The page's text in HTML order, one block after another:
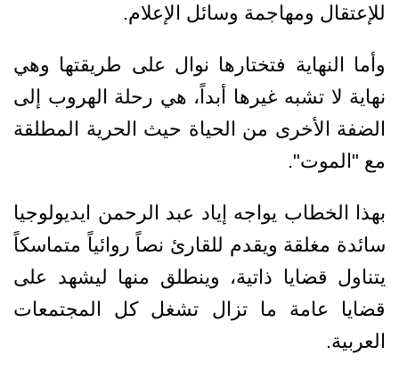
للإعتقال ومهاجمة وسائل الإعلام.
وأما النهاية فتختارها نوال على طريقتها وهي
نهاية لا تشبه غيرها أبداً، هي رحلة الهروب إلى
الضفة الأخرى من الحياة حيث الحرية المطلقة
مع "الموت".
بهذا الخطاب يواجه إياد عبد الرحمن ايديولوجيا
سائدة مغلقة ويقدم للقارئ نصاً روائياً متماسكاً
يتناول قضايا ذاتية، وينطلق منها ليشهد على
قضايا عامة ما تزال تشغل كل المجتمعات
العربية.